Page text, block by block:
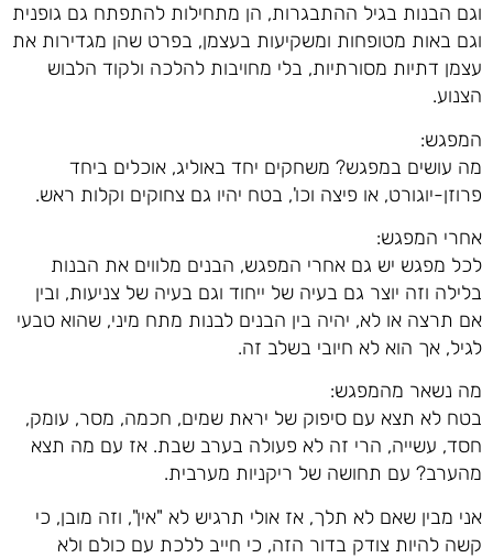
וגם הבנות בגיל ההתבגרות, הן מתחילות להתפתח גם גופנית
וגם באות מטופחות ומשקיעות בעצמן, בפרט שהן מגדירות את
עצמן דתיות מסורתיות, בלי מחויבות להלכה ולקוד הלבוש
הצנוע.
המפגש:
מה עושים במפגש? משחקים יחד באוליג, אוכלים ביחד
פרוזן-יוגורט, או פיצה וכו', בטח יהיו גם צחוקים וקלות ראש.
אחרי המפגש:
לכל מפגש יש גם אחרי המפגש, הבנים מלווים את הבנות
בלילה וזה יוצר גם בעיה של ייחוד וגם בעיה של צניעות, ובין
אם תרצה או לא, יהיה בין הבנים לבנות מתח מיני, שהוא טבעי
לגיל, אך הוא לא חיובי בשלב זה.
מה נשאר מהמפגש:
בטח לא תצא עם סיפוק של יראת שמים, חכמה, מסר, עומק,
חסד, עשייה, הרי זה לא פעולה בערב שבת. אז עם מה תצא
מהערב? עם תחושה של ריקניות מערבית.
אני מבין שאם לא תלך, אז אולי תרגיש לא "אין", וזה מובן, כי
קשה להיות צודק בדור הזה, כי חייב ללכת עם כולם ולא